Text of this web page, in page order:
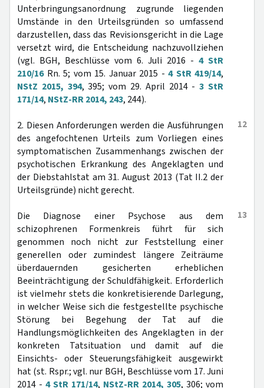
Unterbringungsanordnung zugrunde liegenden
Umstände in den Urteilsgründen so umfassend
darzustellen, dass das Revisionsgericht in die Lage
versetzt wird, die Entscheidung nachzuvollziehen
(vgl. BGH, Beschlüsse vom 6. Juli 2016 - 4 StR
210/16Rn. 5; vom 15. Januar 2015 - 4 StR 419/14,
NStZ 2015, 394, 395; vom 29. April 2014 -3 StR
171/14, NStZ-RR 2014, 243, 244).
12
2. Diesen Anforderungen werden die Ausführungen
des angefochtenen Urteils zum Vorliegen eines
symptomatischen Zusammenhangs zwischen der
psychotischen Erkrankung des Angeklagten und
der Diebstahlstat am 31. August 2013 (Tat II.2 der
Urteilsgründe) nicht gerecht.
13
Die Diagnose einer Psychose aus dem
schizophrenen Formenkreis führt für sich
genommen noch nicht zur Feststellung einer
generellen oder zumindest längere Zeiträume
überdauernden gesicherten erheblichen
Beeinträchtigung der Schuldfähigkeit. Erforderlich
ist vielmehr stets die konkretisierende Darlegung,
in welcher Weise sich die festgestellte psychische
Störung bei Begehung der Tat auf die
Handlungsmöglichkeiten des Angeklagten in der
konkreten Tatsituation und damit auf die
Einsichts- oder Steuerungsfähigkeit ausgewirkt
hat (st. Rspr.; vgl. nur BGH, Beschlüsse vom 17. Juni
2014 - 4 StR 171/14, NStZ-RR 2014, 305, 306; vom